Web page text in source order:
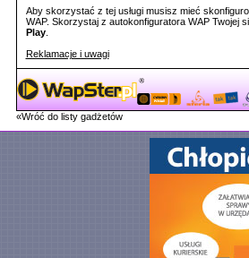
Aby skorzystać z tej usługi musisz mieć
WAP. Skorzystaj z autokonfiguratora WAP Twojej
Play.
Reklamacje i uwagi
«Wróć do listy gadżetów